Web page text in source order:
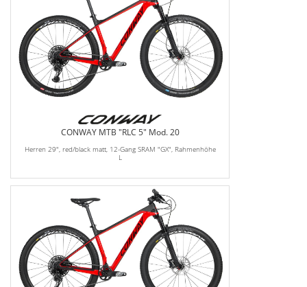
CONWAY MTB "RLC 5" Mod. 20
Herren 29", red/black matt, 12-Gang SRAM "GX", Rahmenhöhe
L